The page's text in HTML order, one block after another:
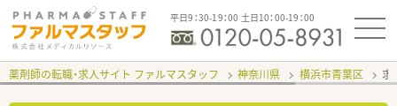
平日9：30-19：00 土日10：00-19：00
薬剤師の転職・求人サイト ファルマスタッフ 神奈川県 横浜市青葉区 求